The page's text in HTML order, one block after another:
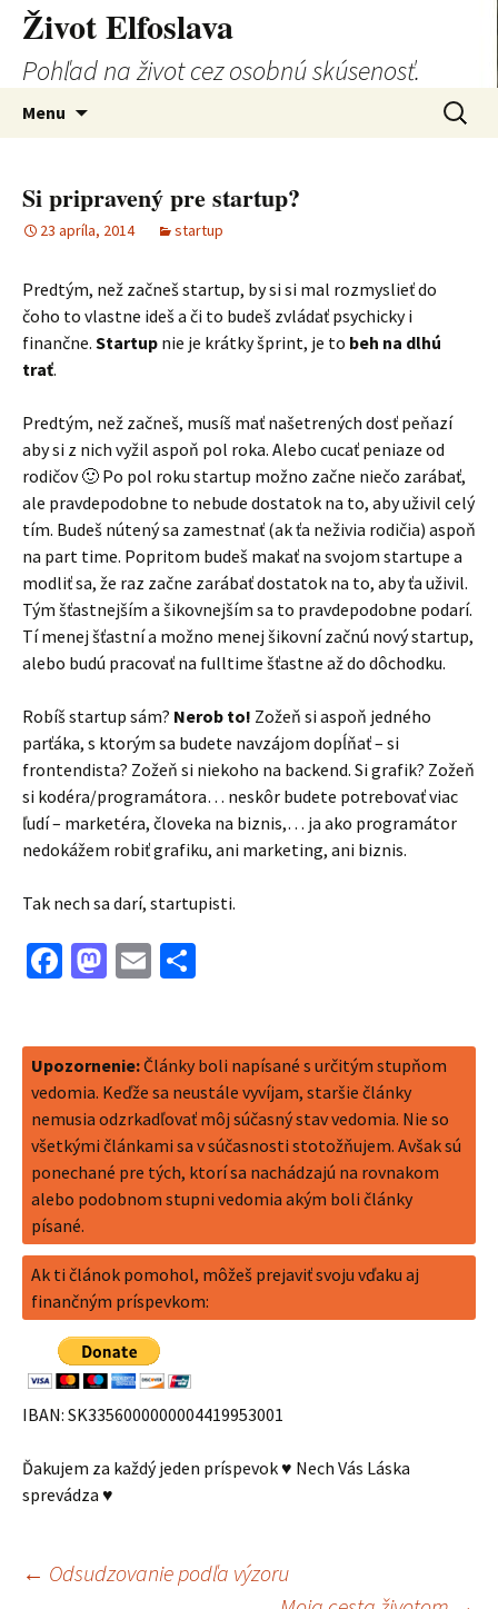
Život Elfoslava
Pohľad na život cez osobnú skúsenosť.
Menu Hľadať:
Si pripravený pre startup?
23 apríla, 2014 startup
Predtým, než začneš startup, by si si mal rozmyslieť do
čoho to vlastne ideš a či to budeš zvládať psychicky i
finančne. Startup nie je krátky šprint, je to beh na dlhú
trať.
Predtým, než začneš, musíš mať našetrených dosť peňazí
aby si z nich vyžil aspoň pol roka. Alebo cucať peniaze od
rodičov 🙂 Po pol roku startup možno začne niečo zarábať,
ale pravdepodobne to nebude dostatok na to, aby uživil celý
tím. Budeš nútený sa zamestnať (ak ťa neživia rodičia) aspoň
na part time. Popritom budeš makať na svojom startupe a
modliť sa, že raz začne zarábať dostatok na to, aby ťa uživil.
Tým šťastnejším a šikovnejším sa to pravdepodobne podarí.
Tí menej šťastní a možno menej šikovní začnú nový startup,
alebo budú pracovať na fulltime šťastne až do dôchodku.
Robíš startup sám? Nerob to! Zožeň si aspoň jedného
parťáka, s ktorým sa budete navzájom dopĺňať – si
frontendista? Zožeň si niekoho na backend. Si grafik? Zožeň
si kodéra/programátora… neskôr budete potrebovať viac
ľudí – marketéra, človeka na biznis,… ja ako programátor
nedokážem robiť grafiku, ani marketing, ani biznis.
Tak nech sa darí, startupisti.
Facebook
Mastodon
Email
Upozornenie:Články boli napísané s určitým stupňom
vedomia. Keďže sa neustále vyvíjam, staršie články
nemusia odzrkadľovať môj súčasný stav vedomia. Nie so
všetkými článkami sa v súčasnosti stotožňujem. Avšak sú
ponechané pre tých, ktorí sa nachádzajú na rovnakom
alebo podobnom stupni vedomia akým boli články
písané.
Ak ti článok pomohol, môžeš prejaviť svoju vďaku aj
finančným príspevkom:
IBAN: SK3356000000004419953001
Ďakujem za každý jeden príspevok ♥ Nech Vás Láska
sprevádza ♥
Navigácia
← Odsudzovanie podľa výzoru